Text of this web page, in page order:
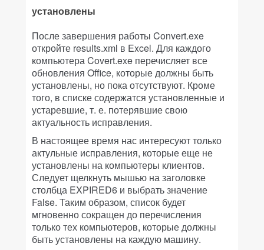
установлены
После завершения работы Convert.exe
откройте results.xml в Excel. Для каждого
компьютера Covert.exe перечисляет все
обновления Office, которые должны быть
установлены, но пока отсутствуют. Кроме
того, в списке содержатся установленные и
устаревшие, т. е. потерявшие свою
актуальность исправления.
В настоящее время нас интересуют только
актульные исправления, которые еще не
установлены на компьютеры клиентов.
Следует щелкнуть мышью на заголовке
столбца EXPIRED6 и выбрать значение
False. Таким образом, список будет
мгновенно сокращен до перечисления
только тех компьютеров, которые должны
быть установлены на каждую машину.